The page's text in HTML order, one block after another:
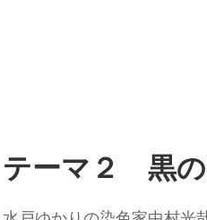
テーマ２ 黒